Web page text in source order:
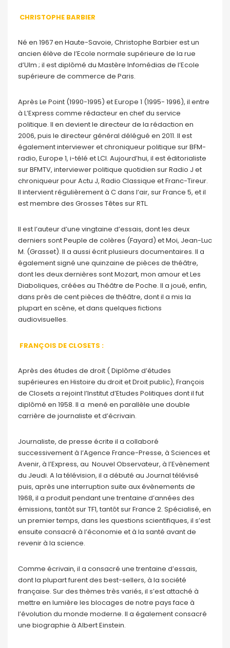
CHRISTOPHE BARBIER
Né en 1967 en Haute-Savoie, Christophe Barbier est un
ancien élève de l’Ecole normale supérieure de la rue
d’Ulm ; il est diplômé du Mastère Infomédias de l’Ecole
supérieure de commerce de Paris.
Après Le Point (1990-1995) et Europe 1 (1995- 1996), il entre
à L’Express comme rédacteur en chef du service
politique. Il en devient le directeur de la rédaction en
2006, puis le directeur général délégué en 2011. Il est
également interviewer et chroniqueur politique sur BFM-
radio, Europe 1, i-télé et LCI. Aujourd’hui, il est éditorialiste
sur BFMTV, interviewer politique quotidien sur Radio J et
chroniqueur pour Actu J, Radio Classique et Franc-Tireur.
Il intervient régulièrement à C dans l’air, sur France 5, et il
est membre des Grosses Têtes sur RTL.
Il est l’auteur d’une vingtaine d’essais, dont les deux
derniers sont Peuple de colères (Fayard) et Moi, Jean-Luc
M. (Grasset). Il a aussi écrit plusieurs documentaires. Il a
également signé une quinzaine de pièces de théâtre,
dont les deux dernières sont Mozart, mon amour et Les
Diaboliques, créées au Théâtre de Poche. Il a joué, enfin,
dans près de cent pièces de théâtre, dont il a mis la
plupart en scène, et dans quelques fictions
audiovisuelles.
FRANÇOIS DE CLOSETS :
Après des études de droit ( Diplôme d’études
supérieures en Histoire du droit et Droit public), François
de Closets a rejoint l’Institut d’Etudes Politiques dont il fut
diplômé en 1958. Il a mené en parallèle une double
carrière de journaliste et d’écrivain.
Journaliste, de presse écrite il a collaboré
successivement à l’Agence France-Presse, à Sciences et
Avenir, à l’Express, au Nouvel Observateur, à l’Evènement
du Jeudi. A la télévision, il a débuté au Journal télévisé
puis, après une interruption suite aux évènements de
1968, il a produit pendant une trentaine d’années des
émissions, tantôt sur TF1, tantôt sur France 2. Spécialisé, en
un premier temps, dans les questions scientifiques, il s’est
ensuite consacré à l’économie et à la santé avant de
revenir à la science.
Comme écrivain, il a consacré une trentaine d’essais,
dont la plupart furent des best-sellers, à la société
française. Sur des thèmes très variés, il s’est attaché à
mettre en lumière les blocages de notre pays face à
l’évolution du monde moderne. Il a également consacré
une biographie à Albert Einstein.